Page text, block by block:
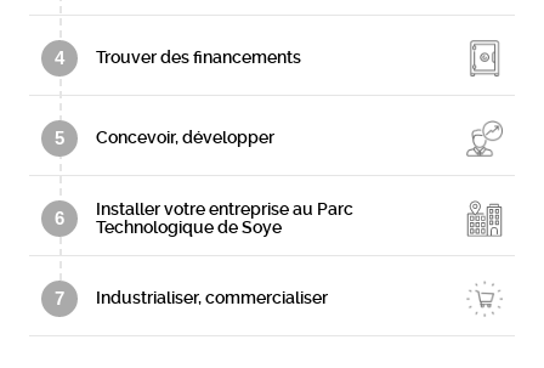
4 Trouver des financements
5 Concevoir, développer
6
Installer votre entreprise au Parc
Technologique de Soye
7 Industrialiser, commercialiser